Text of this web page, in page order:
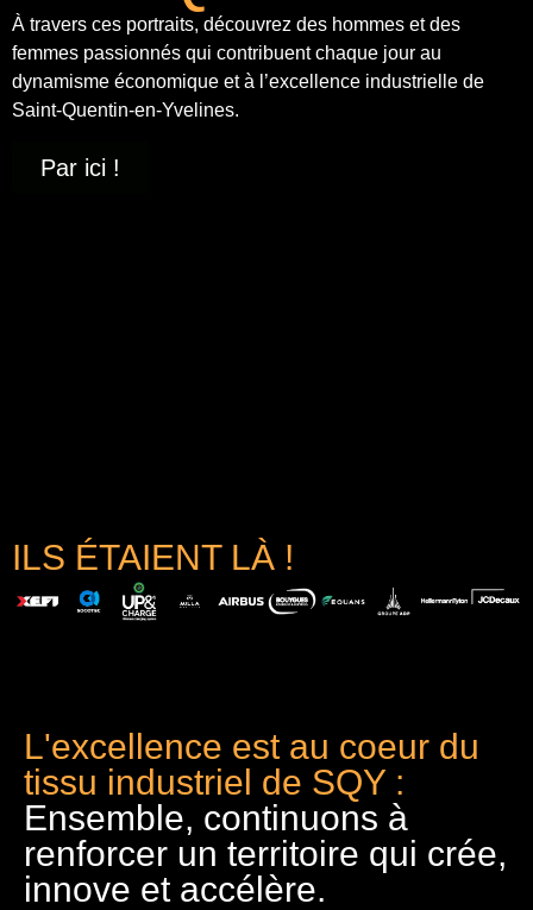
À travers ces portraits, découvrez des hommes et des
femmes passionnés qui contribuent chaque jour au
dynamisme économique et à l’excellence industrielle de
Saint-Quentin-en-Yvelines.
Par ici !
ILS ÉTAIENT LÀ !
L'excellence est au coeur du
tissu industriel de SQY :
Ensemble, continuons à
renforcer un territoire qui crée,
innove et accélère.